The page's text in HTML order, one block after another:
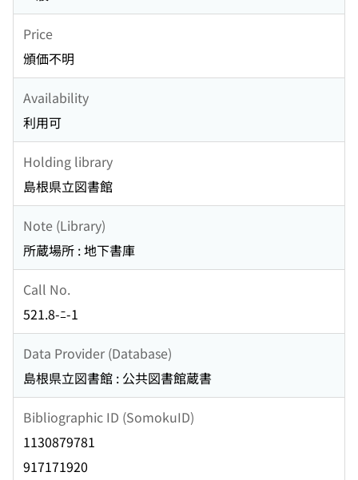
Price
頒価不明
Availability
利用可
Holding library
島根県立図書館
Note (Library)
所蔵場所 : 地下書庫
Call No.
521.8-ﾆ-1
Data Provider (Database)
島根県立図書館 : 公共図書館蔵書
Bibliographic ID (SomokuID)
1130879781
917171920